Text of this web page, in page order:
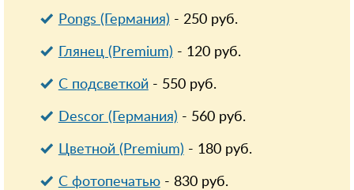
Pongs (Германия) - 250руб.
Глянец (Premium) - 120руб.
С подсветкой- 550руб.
Descor (Германия) - 560руб.
Цветной (Premium) - 180руб.
С фотопечатью- 830руб.